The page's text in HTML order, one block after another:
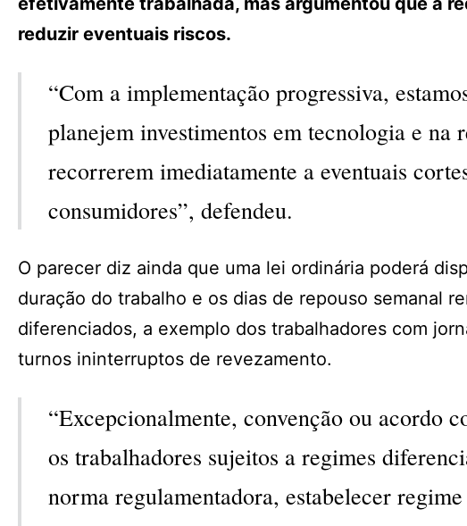
reduzir eventuais riscos.
“Com a implementação progressiva,
planejem investimentos em tecnologia e na
recorrerem imediatamente a eventuais
consumidores”, defendeu.
O parecer diz ainda que uma lei ordinária poderá
duração do trabalho e os dias de repouso semanal
diferenciados, a exemplo dos trabalhadores com
turnos ininterruptos de revezamento.
“Excepcionalmente, convenção ou acordo
os trabalhadores sujeitos a regimes
norma regulamentadora, estabelecer